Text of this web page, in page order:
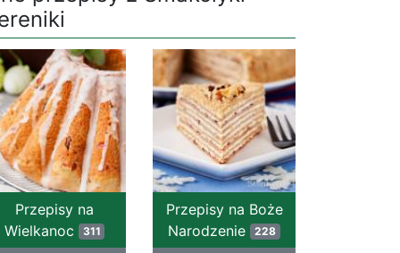
Przepisy na
Wielkanoc
311
Przepisy na Boże
Narodzenie 228